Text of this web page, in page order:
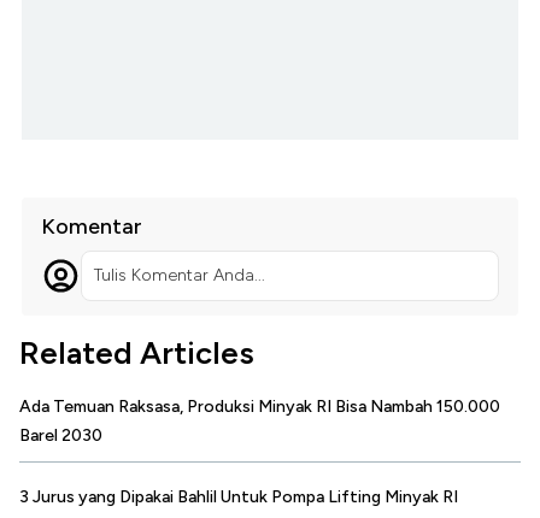
Komentar
Tulis Komentar Anda...
Related Articles
Ada Temuan Raksasa, Produksi Minyak RI Bisa Nambah 150.000
Barel 2030
3 Jurus yang Dipakai Bahlil Untuk Pompa Lifting Minyak RI